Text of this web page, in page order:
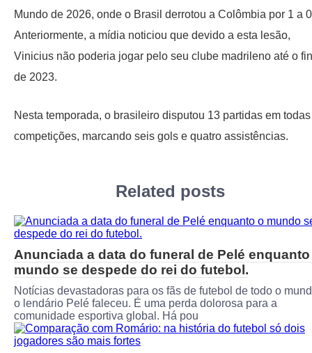
Mundo de 2026, onde o Brasil derrotou a Colômbia por 1 a
Anteriormente, a mídia noticiou que devido a esta lesão,
Vinicius não poderia jogar pelo seu clube madrileno até o
de 2023.
Nesta temporada, o brasileiro disputou 13 partidas em
competições, marcando seis gols e quatro assistências.
Related posts
Anunciada a data do funeral de Pelé
mundo se despede do rei do futebol.
Notícias devastadoras para os fãs de futebol de todo o
o lendário Pelé faleceu. É uma perda dolorosa para a
comunidade esportiva global. Há pou